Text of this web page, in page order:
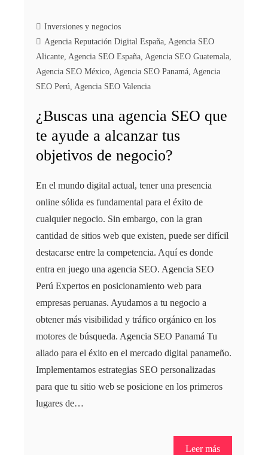
Inversiones y negocios
Agencia Reputación Digital España, Agencia SEO
Alicante, Agencia SEO España, Agencia SEO Guatemala,
Agencia SEO México, Agencia SEO Panamá, Agencia
SEO Perú, Agencia SEO Valencia
¿Buscas una agencia SEO que
te ayude a alcanzar tus
objetivos de negocio?
En el mundo digital actual, tener una presencia
online sólida es fundamental para el éxito de
cualquier negocio. Sin embargo, con la gran
cantidad de sitios web que existen, puede ser difícil
destacarse entre la competencia. Aquí es donde
entra en juego una agencia SEO. Agencia SEO
Perú Expertos en posicionamiento web para
empresas peruanas. Ayudamos a tu negocio a
obtener más visibilidad y tráfico orgánico en los
motores de búsqueda. Agencia SEO Panamá Tu
aliado para el éxito en el mercado digital panameño.
Implementamos estrategias SEO personalizadas
para que tu sitio web se posicione en los primeros
lugares de…
Leer más